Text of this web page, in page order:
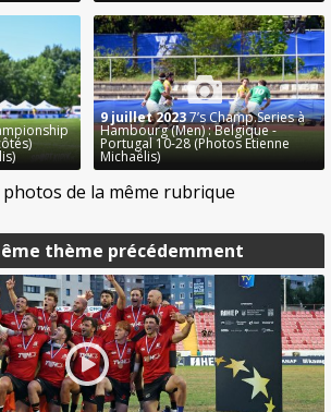
thème précédemment
9 juillet 20237’s Champ.Series à
Hambourg (Men) : Belgique -
Portugal 10-28 (Photos Etienne
Michaëlis)
photos de la même rubrique